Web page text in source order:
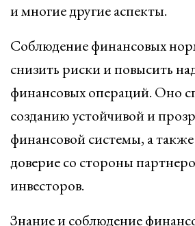
и многие другие аспекты.
Соблюдение финансовых
снизить риски и повысить
финансовых операций. Оно
созданию устойчивой и
финансовой системы, а
доверие со стороны
инвесторов.
Знание и соблюдение